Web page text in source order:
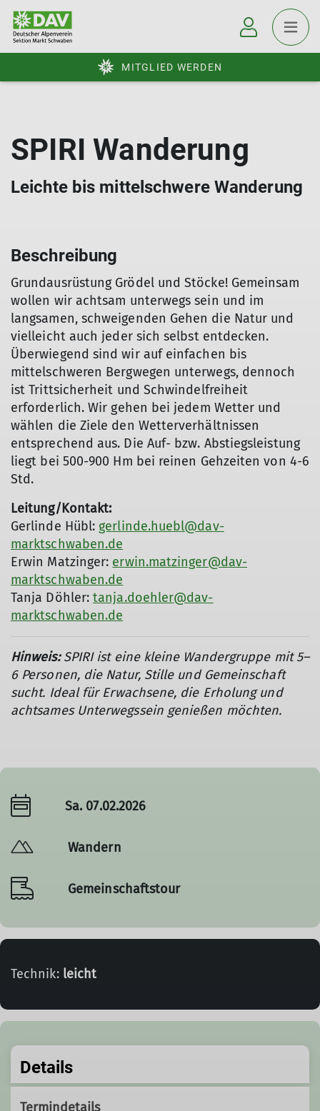
MITGLIED WERDEN
SPIRI Wanderung
Leichte bis mittelschwere Wanderung
Beschreibung
Grundausrüstung Grödel und Stöcke! Gemeinsam
wollen wir achtsam unterwegs sein und im
langsamen, schweigenden Gehen die Natur und
vielleicht auch jeder sich selbst entdecken.
Überwiegend sind wir auf einfachen bis
mittelschweren Bergwegen unterwegs, dennoch
ist Trittsicherheit und Schwindelfreiheit
erforderlich. Wir gehen bei jedem Wetter und
wählen die Ziele den Wetterverhältnissen
entsprechend aus. Die Auf- bzw. Abstiegsleistung
liegt bei 500-900 Hm bei reinen Gehzeiten von 4-6
Std.
Leitung/Kontakt:
Gerlinde Hübl: gerlinde.huebl@dav-
marktschwaben.de
Erwin Matzinger: erwin.matzinger@dav-
marktschwaben.de
Tanja Döhler:tanja.doehler@dav-
marktschwaben.de
Hinweis:SPIRI ist eine kleine Wandergruppe mit 5–
6 Personen, die Natur, Stille und Gemeinschaft
sucht. Ideal für Erwachsene, die Erholung und
achtsames Unterwegssein genießen möchten.
Sa. 07.02.2026
Wandern
Gemeinschaftstour
Technik: leicht
Details
Termindetails